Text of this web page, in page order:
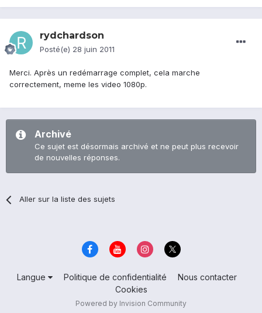
rydchardson
Posté(e) 28 juin 2011
Merci. Après un redémarrage complet, cela marche
correctement, meme les video 1080p.
Archivé
Ce sujet est désormais archivé et ne peut plus recevoir
de nouvelles réponses.
Aller sur la liste des sujets
Langue Politique de confidentialité
Nous contacter
Cookies
Powered by Invision Community